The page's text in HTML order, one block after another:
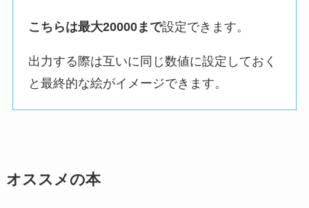
こちらは最大20000まで設定できます。
出力する際は互いに同じ数値に設定しておく
と最終的な絵がイメージできます。
オススメの本